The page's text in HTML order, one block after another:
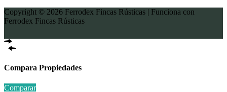
Copyright © 2026 Ferrodex Fincas Rústicas | Funciona con
Ferrodex Fincas Rústicas
Compara Propiedades
Comparar